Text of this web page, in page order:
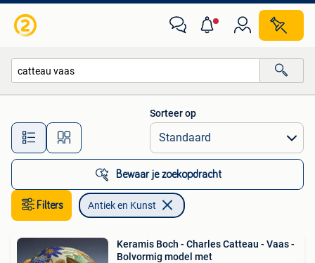
Alle afstanden…
Sorteer op
Bewaar je zoekopdracht
Filters Antiek en Kunst
Keramis Boch - Charles Catteau - Vaas -
Bolvormig model met